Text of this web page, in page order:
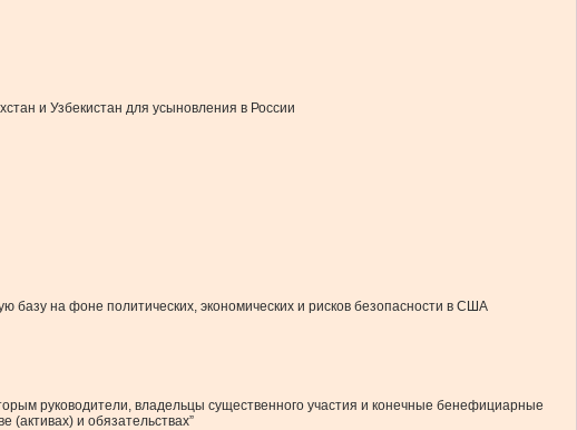
и Узбекистан для усыновления в России
базу на фоне политических, экономических и рисков безопасности в США
руководители, владельцы существенного участия и конечные бенефициарные
и обязательствах”